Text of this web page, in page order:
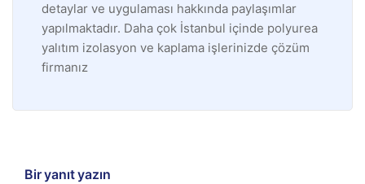
detaylar ve uygulaması hakkında paylaşımlar
yapılmaktadır. Daha çok İstanbul içinde polyurea
yalıtım izolasyon ve kaplama işlerinizde çözüm
firmanız
Bir yanıt yazın